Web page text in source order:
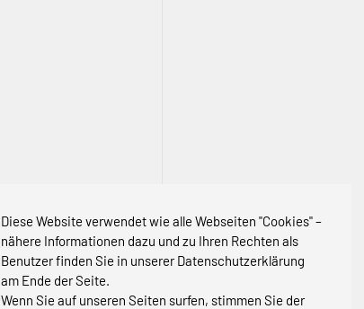
Diese Website verwendet wie alle Webseiten "Cookies" –
nähere Informationen dazu und zu Ihren Rechten als
Benutzer finden Sie in unserer Datenschutzerklärung
am Ende der Seite.
Wenn Sie auf unseren Seiten surfen, stimmen Sie der